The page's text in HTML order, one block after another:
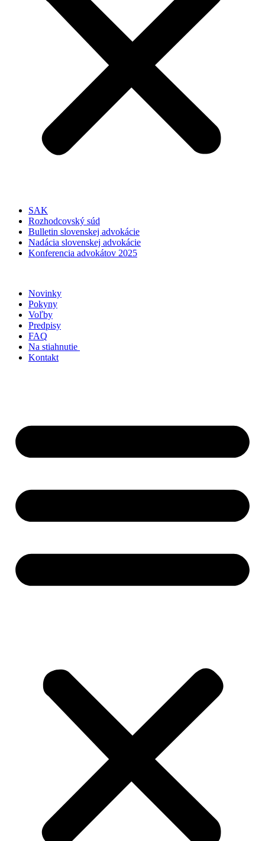
SAK
Rozhodcovský súd
Bulletin slovenskej advokácie
Nadácia slovenskej advokácie
Konferencia advokátov 2025
Novinky
Pokyny
Voľby
Predpisy
FAQ
Na stiahnutie
Kontakt